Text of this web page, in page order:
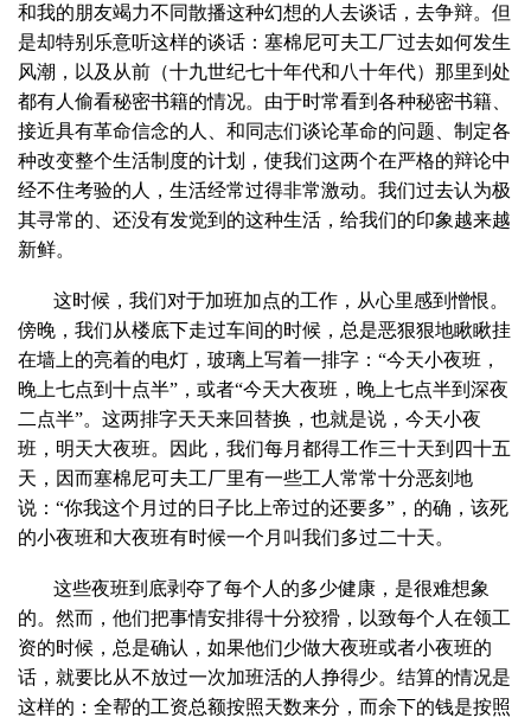
和我的朋友竭力不同散播这种幻想的人去谈话，去争辩。但
是却特别乐意听这样的谈话：塞棉尼可夫工厂过去如何发生
风潮，以及从前（十九世纪七十年代和八十年代）那里到处
都有人偷看秘密书籍的情况。由于时常看到各种秘密书籍、
接近具有革命信念的人、和同志们谈论革命的问题、制定各
种改变整个生活制度的计划，使我们这两个在严格的辩论中
经不住考验的人，生活经常过得非常激动。我们过去认为极
其寻常的、还没有发觉到的这种生活，给我们的印象越来越
新鲜。
这时候，我们对于加班加点的工作，从心里感到憎恨。
傍晚，我们从楼底下走过车间的时候，总是恶狠狠地瞅瞅挂
在墙上的亮着的电灯，玻璃上写着一排字：“今天小夜班，
晚上七点到十点半”，或者“今天大夜班，晚上七点半到深夜
二点半”。这两排字天天来回替换，也就是说，今天小夜
班，明天大夜班。因此，我们每月都得工作三十天到四十五
天，因而塞棉尼可夫工厂里有一些工人常常十分恶刻地
说：“你我这个月过的日子比上帝过的还要多”，的确，该死
的小夜班和大夜班有时候一个月叫我们多过二十天。
这些夜班到底剥夺了每个人的多少健康，是很难想象
的。然而，他们把事情安排得十分狡猾，以致每个人在领工
资的时候，总是确认，如果他们少做大夜班或者小夜班的
话，就要比从不放过一次加班活的人挣得少。结算的情况是
这样的：全帮的工资总额按照天数来分，而余下的钱是按照